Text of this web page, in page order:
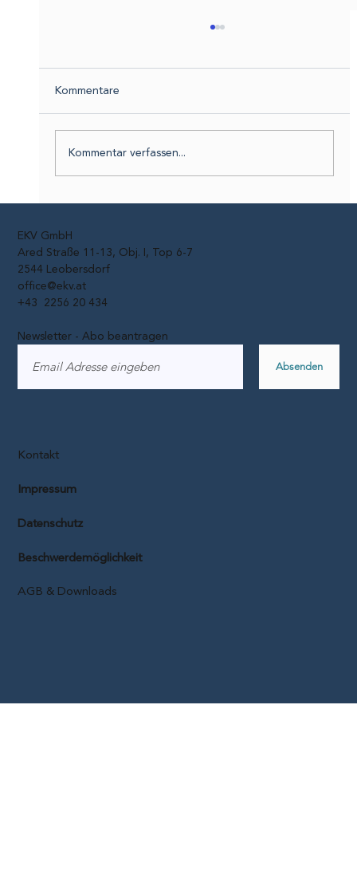
Kommentare
Kommentar verfassen...
EKV GmbH
Ared Straße 11-13, Obj. I, Top 6-7
2544 Leobersdorf
office@ekv.at
+43 2256 20 434
Kontakt
Impressum
Datenschutz
AGB & Downloads
Beschwerdemöglichkeit
Newsletter - Abo beantragen
Absenden